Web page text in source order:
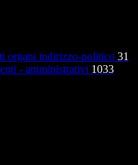
organi indirizzo-politico 31
- amministrativi 1033